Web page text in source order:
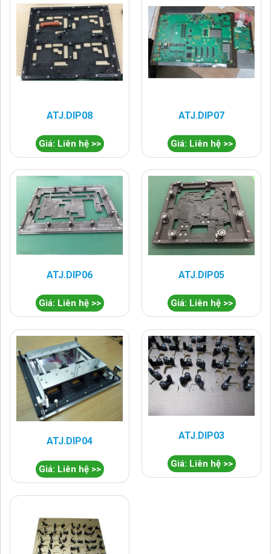
ATJ.DIP08
Giá: Liên hệ >>
ATJ.DIP07
Giá: Liên hệ >>
ATJ.DIP06
Giá: Liên hệ >>
ATJ.DIP05
Giá: Liên hệ >>
ATJ.DIP04
Giá: Liên hệ >>
ATJ.DIP03
Giá: Liên hệ >>